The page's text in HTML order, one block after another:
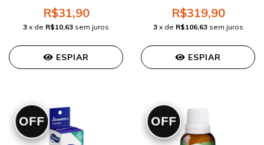
R$31,90
3 x de R$10,63 sem juros
ESPIAR
R$319,90
3 x de R$106,63 sem juros
ESPIAR
OFF OFF